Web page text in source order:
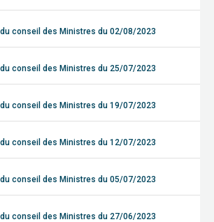
conseil des Ministres du 02/08/2023
conseil des Ministres du 25/07/2023
conseil des Ministres du 19/07/2023
conseil des Ministres du 12/07/2023
conseil des Ministres du 05/07/2023
conseil des Ministres du 27/06/2023